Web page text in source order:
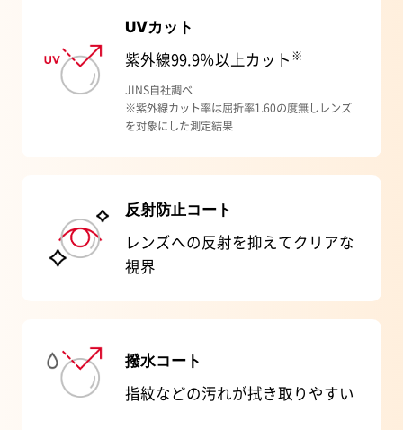
UVカット
紫外線99.9％以上カット ※
JINS自社調べ
※紫外線カット率は屈折率1.60の度無しレンズ
を対象にした測定結果
反射防止コート
レンズへの反射を抑えてクリアな
視界
撥水コート
指紋などの汚れが拭き取りやすい